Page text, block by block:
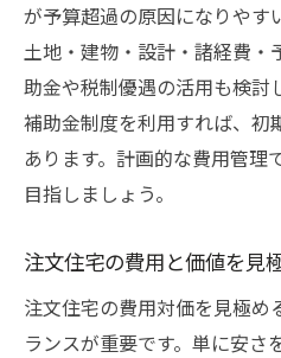
が予算超過の原因になりやす
土地・建物・設計・諸経費・
助金や税制優遇の活用も検討
補助金制度を利用すれば、初
あります。計画的な費用管理
目指しましょう。
注文住宅の費用と価値を見
注文住宅の費用対価を見極め
ランスが重要です。単に安さ